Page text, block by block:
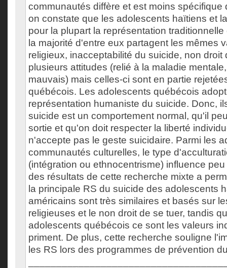
communautés diffère et est moins spécifique
on constate que les adolescents haïtiens et
pour la plupart la représentation
la majorité d'entre eux partagent les mêmes
religieux, inacceptabilité du suicide, non droit
plusieurs attitudes (relié à la maladie
mauvais) mais celles-ci sont en partie
québécois. Les adolescents québécois
représentation humaniste du suicide. Donc,
suicide est un comportement normal, qu'il
sortie et qu'on doit respecter la liberté
n'accepte pas le geste suicidaire. Parmi les
communautés culturelles, le type
(intégration ou ethnocentrisme) influence
des résultats de cette recherche mixte a
la principale RS du suicide des adolescents
américains sont très similaires et basés sur
religieuses et le non droit de se tuer, tandis
adolescents québécois ce sont les valeurs
priment. De plus, cette recherche souligne
les RS lors des programmes de prévention